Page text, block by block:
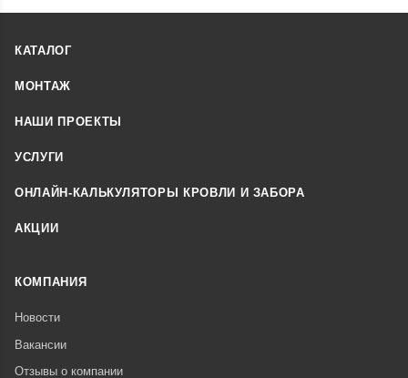
КАТАЛОГ
МОНТАЖ
НАШИ ПРОЕКТЫ
УСЛУГИ
ОНЛАЙН-КАЛЬКУЛЯТОРЫ КРОВЛИ И ЗАБОРА
АКЦИИ
КОМПАНИЯ
Новости
Вакансии
Отзывы о компании